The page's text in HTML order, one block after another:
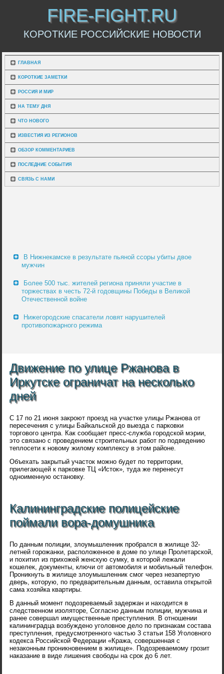
FIRE-FIGHT.RU
КОРОТКИЕ РОССИЙСКИЕ НОВОСТИ
ГЛАВНАЯ
КОРОТКИЕ ЗАМЕТКИ
РОССИЯ И МИР
НА ТЕМУ ДНЯ
ЧТО НОВОГО
ИЗВЕСТИЯ ИЗ РЕГИОНОВ
ОБЗОР КОММЕНТАРИЕВ
ПОСЛЕДНИЕ СОБЫТИЯ
СВЯЗЬ С НАМИ
В Нижнекамске в результате пьяной ссоры убиты двое
мужчин
Более 500 тыс. жителей региона приняли участие в
торжествах в честь 72-й годовщины Победы в Великой
Отечественной войне
Нижегородские спасатели ловят нарушителей
противопожарного режима
Движение по улице Ржанова в
Иркутске ограничат на несколько
дней
С 17 по 21 июня закроют проезд на участке улицы Ржанова от
пересечения с улицы Байкальской до выезда с парковки
торгового центра. Как сообщает пресс-служба городской мэрии,
это связано с проведением строительных работ по подведению
теплосети к новому жилому комплексу в этом районе.
Объехать закрытый участок можно будет по территории,
прилегающей к парковке ТЦ «Исток», туда же перенесут
одноименную остановку.
Калининградские полицейские
поймали вора-домушника
По данным полиции, злоумышленник пробрался в жилище 32-
летней горожанки, расположенное в доме по улице Пролетарской,
и похитил из прихожей женскую сумку, в которой лежали
кошелек, документы, ключи от автомобиля и мобильный телефон.
Проникнуть в жилище злоумышленник смог через незапертую
дверь, которую, по предварительным данным, оставила открытой
сама хозяйка квартиры.
В данный момент подозреваемый задержан и находится в
следственном изоляторе, Согласно данным полиции, мужчина и
ранее совершал имущественные преступления. В отношении
калининградца возбуждено уголовное дело по признакам состава
преступления, предусмотренного частью 3 статьи 158 Уголовного
кодекса Российской Федерации «Кража, совершенная с
незаконным проникновением в жилище». Подозреваемому грозит
наказание в виде лишения свободы на срок до 6 лет.